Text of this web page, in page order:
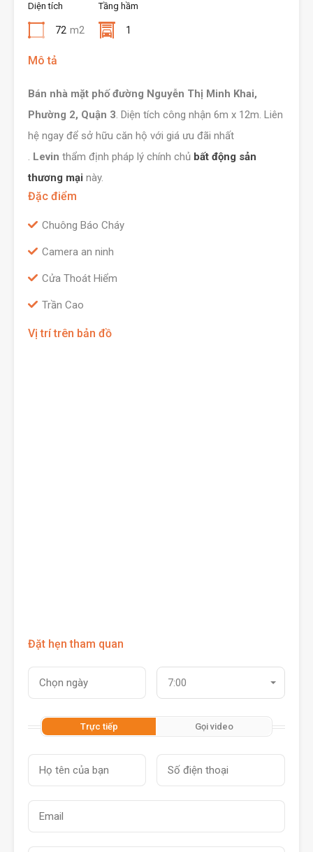
Diện tích
72 m2
Tầng hầm
1
Mô tả
Bán nhà mặt phố đường Nguyễn Thị Minh Khai,
Phường 2, Quận 3. Diện tích công nhận 6m x 12m. Liên
hệ ngay để sở hữu căn hộ với giá ưu đãi nhất
. Levin thẩm định pháp lý chính chủ bất động sản
thương mại này.
Đặc điểm
Chuông Báo Cháy
Camera an ninh
Cửa Thoát Hiểm
Trần Cao
Vị trí trên bản đồ
Đặt hẹn tham quan
7:00
Trực tiếp Gọi video